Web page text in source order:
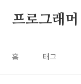
프로그래
홈 태그